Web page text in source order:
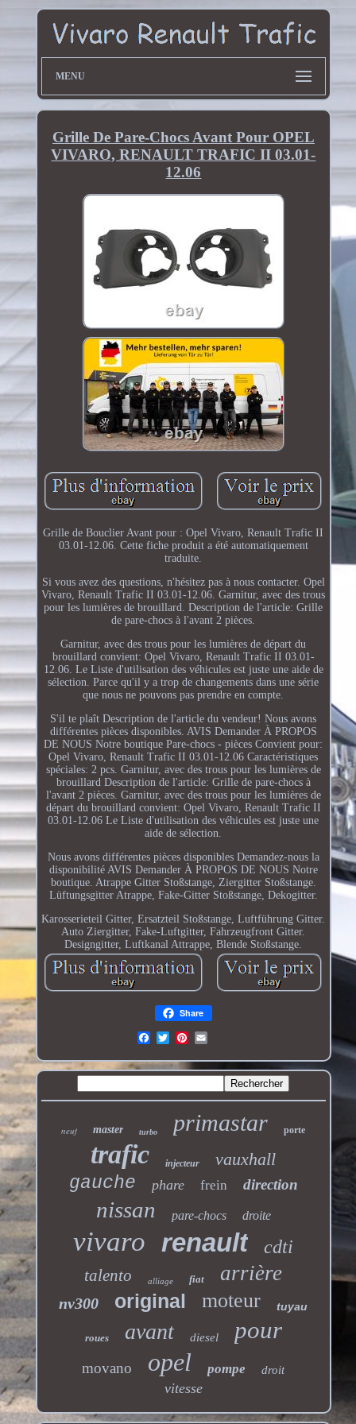
MENU
Grille De Pare-Chocs Avant Pour OPEL
VIVARO, RENAULT TRAFIC II 03.01-
12.06
Grille de Bouclier Avant pour : Opel Vivaro, Renault Trafic II
03.01-12.06. Cette fiche produit a été automatiquement
traduite.
Si vous avez des questions, n'hésitez pas à nous contacter. Opel
Vivaro, Renault Trafic II 03.01-12.06. Garnitur, avec des trous
pour les lumières de brouillard. Description de l'article: Grille
de pare-chocs à l'avant 2 pièces.
Garnitur, avec des trous pour les lumières de départ du
brouillard convient: Opel Vivaro, Renault Trafic II 03.01-
12.06. Le Liste d'utilisation des véhicules est juste une aide de
sélection. Parce qu'il y a trop de changements dans une série
que nous ne pouvons pas prendre en compte.
S'il te plaît Description de l'article du vendeur! Nous avons
différentes pièces disponibles. AVIS Demander À PROPOS
DE NOUS Notre boutique Pare-chocs - pièces Convient pour:
Opel Vivaro, Renault Trafic II 03.01-12.06 Caractéristiques
spéciales: 2 pcs. Garnitur, avec des trous pour les lumières de
brouillard Description de l'article: Grille de pare-chocs à
l'avant 2 pièces. Garnitur, avec des trous pour les lumières de
départ du brouillard convient: Opel Vivaro, Renault Trafic II
03.01-12.06 Le Liste d'utilisation des véhicules est juste une
aide de sélection.
Nous avons différentes pièces disponibles Demandez-nous la
disponibilité AVIS Demander À PROPOS DE NOUS Notre
boutique. Atrappe Gitter Stoßstange, Ziergitter Stoßstange.
Lüftungsgitter Atrappe, Fake-Gitter Stoßstange, Dekogitter.
Karosserieteil Gitter, Ersatzteil Stoßstange, Luftführung Gitter.
Auto Ziergitter, Fake-Luftgitter, Fahrzeugfront Gitter.
Designgitter, Luftkanal Attrappe, Blende Stoßstange.
Share
neuf master turbo primastar porte
trafic injecteur vauxhall
gauche phare frein direction
nissan pare-chocs droite
vivaro renault cdti
talento alliage fiat arrière
nv300 original moteur tuyau
roues avant diesel pour
movano opel pompe droit
vitesse